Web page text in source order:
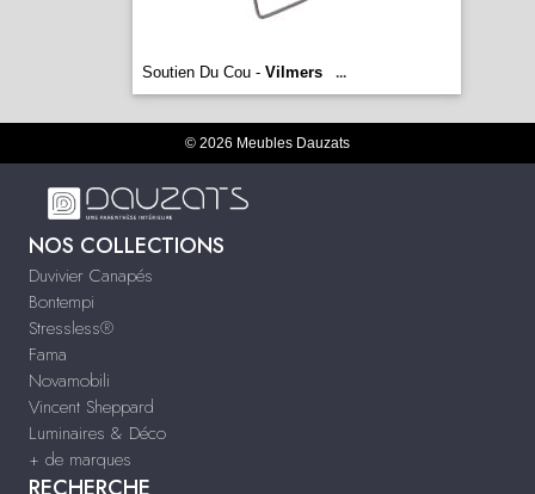
Soutien Du Cou - Vilmers ...
© 2026 Meubles Dauzats
NOS COLLECTIONS
Duvivier Canapés
Bontempi
Stressless®
Fama
Novamobili
Vincent Sheppard
Luminaires & Déco
+ de marques